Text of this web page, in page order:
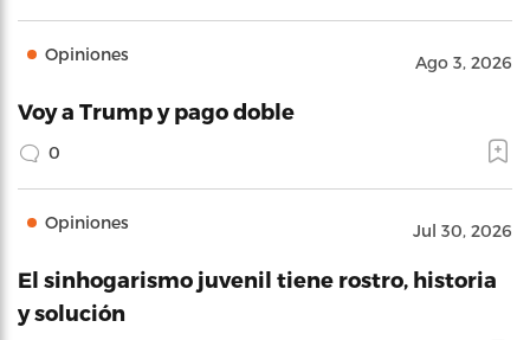
Opiniones Ago 3, 2026
Voy a Trump y pago doble
0
Opiniones Jul 30, 2026
El sinhogarismo juvenil tiene rostro, historia
y solución